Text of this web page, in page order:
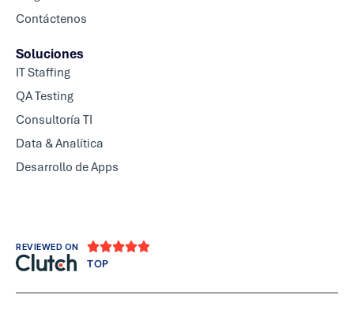
Contáctenos
Soluciones
IT Staffing
QA Testing
Consultoría TI
Data & Analítica
Desarrollo de Apps
REVIEWED ON 
TOP